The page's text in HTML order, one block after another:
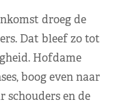
droeg de
Dat bleef zo tot
Hofdame
boog even naar
schouders en de